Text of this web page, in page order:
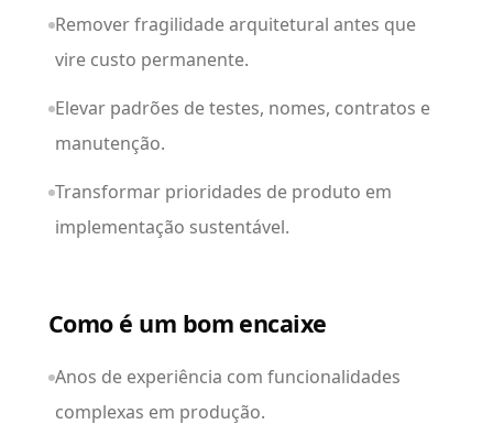
Remover fragilidade arquitetural antes que
vire custo permanente.
Elevar padrões de testes, nomes, contratos e
manutenção.
Transformar prioridades de produto em
implementação sustentável.
Como é um bom encaixe
Anos de experiência com funcionalidades
complexas em produção.